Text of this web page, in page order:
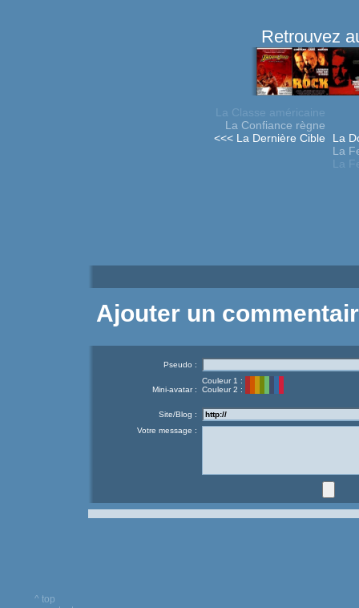
Retrouvez
La Classe américaine
La Confiance règne
<<< La Dernière Cible
La
La
La
Ajouter un
Pseudo :
Mini-avatar :
Couleur 1 :
Couleur 2 :
Site/Blog :
Votre message :
^ top